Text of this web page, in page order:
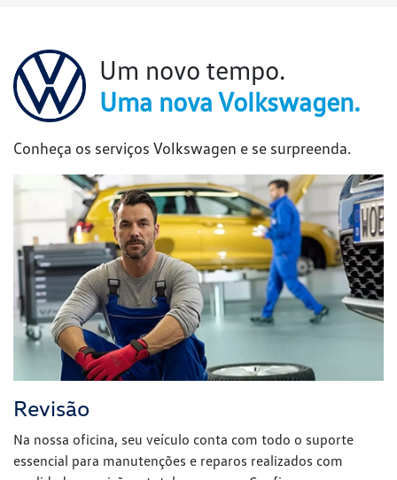
Revisão
Na nossa oficina, seu veículo conta com todo o suporte
essencial para manutenções e reparos realizados com
qualidade, precisão e total segurança. Confie seu carro com
tranquilidade. Aqui, nossa equipe de especialistas cuida de
cada detalhe para garantir que ele esteja sempre em
perfeitas condições.
Clique e saiba mais